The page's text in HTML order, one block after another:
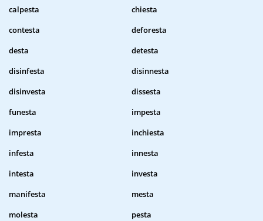
calpesta
chiesta
contesta
deforesta
desta
detesta
disinfesta
disinnesta
disinvesta
dissesta
funesta
impesta
impresta
inchiesta
infesta
innesta
intesta
investa
manifesta
mesta
molesta
pesta